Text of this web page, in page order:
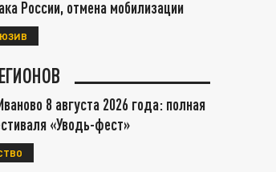
России, отмена мобилизации
8 августа 2026 года: полная
«Уводь-фест»